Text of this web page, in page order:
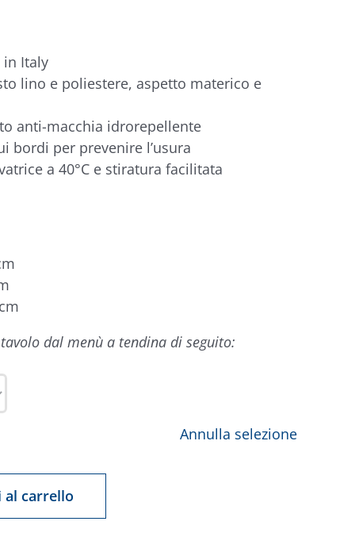
in Italy
lino e poliestere, aspetto materico e
anti-macchia idrorepellente
bordi per prevenire l’usura
a 40°C e stiratura facilitata
dal menù a tendina di seguito:
Annulla selezione
al carrello